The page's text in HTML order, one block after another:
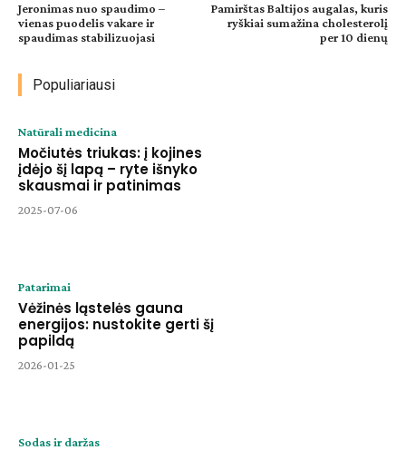
Jeronimas nuo spaudimo –
vienas puodelis vakare ir
spaudimas stabilizuojasi
Pamirštas Baltijos augalas, kuris
ryškiai sumažina cholesterolį
per 10 dienų
Populiariausi
Natūrali medicina
Močiutės triukas: į kojines
įdėjo šį lapą – ryte išnyko
skausmai ir patinimas
2025-07-06
Patarimai
Vėžinės ląstelės gauna
energijos: nustokite gerti šį
papildą
2026-01-25
Sodas ir daržas